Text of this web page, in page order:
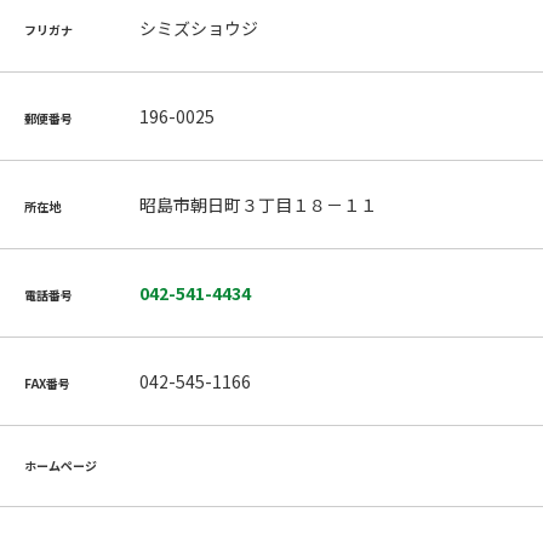
フリガナ シミズショウジ
郵便番号 196-0025
所在地 昭島市朝日町３丁目１８－１１
電話番号 042-541-4434
FAX番号 042-545-1166
ホームページ